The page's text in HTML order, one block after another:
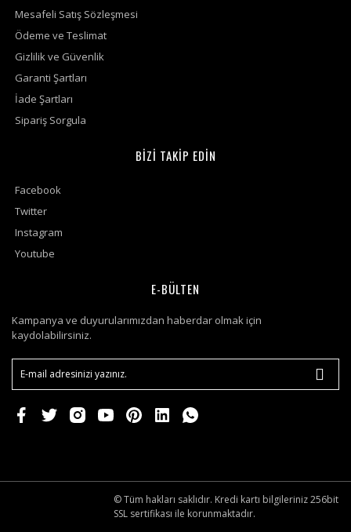
Mesafeli Satış Sözleşmesi
Ödeme ve Teslimat
Gizlilik ve Güvenlik
Garanti Şartları
İade Şartları
Sipariş Sorgula
BİZİ TAKİP EDİN
Facebook
Twitter
Instagram
Youtube
E-BÜLTEN
Kampanya ve duyurularımızdan haberdar olmak için
kaydolabilirsiniz.
© Tüm hakları saklıdır. Kredi kartı bilgileriniz 256bit
SSL sertifikası ile korunmaktadır.